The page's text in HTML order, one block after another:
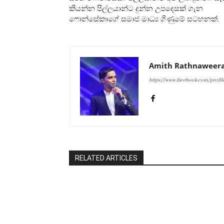
කියන්න පිල්ලයාන්ට දුන්න උපදෙසක් ගැන
ෆොන්සේකාගේ සමාජ මාධ්‍ය ගිණුමේ සටහනක්.
Amith
https://www.facebook.com/
RELATED ARTICLES